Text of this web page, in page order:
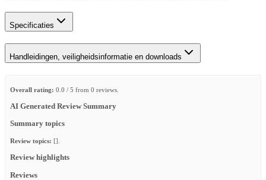
Specificaties
Handleidingen, veiligheidsinformatie en downloads
Overall rating: 0.0 / 5 from 0 reviews.
AI Generated Review Summary
Summary topics
Review topics: [].
Review highlights
Reviews